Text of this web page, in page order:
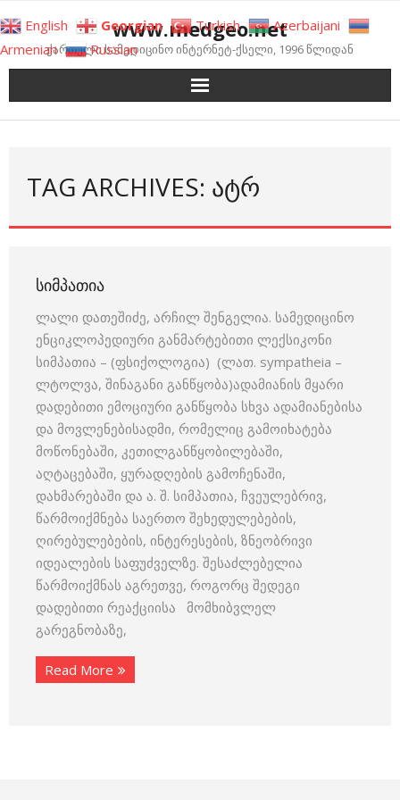
to
content
www.medgeo.net
ქართული სამედიცინო ინტერნეტ-ქსელი, 1996 წლიდან
TAG ARCHIVES: ᲐᲢᲠ
ᲡᲘᲛᲞᲐᲗᲘᲐ
ლალი დათეშიძე, არჩილ შენგელია. სამედიცინო
ენციკლოპედიური განმარტებითი ლექსიკონი
სიმპათია – (ფსიქოლოგია) (ლათ. sympatheia –
ლტოლვა, შინაგანი განწყობა)ადამიანის მყარი
დადებითი ემოციური განწყობა სხვა ადამიანებისა
და მოვლენებისადმი, რომელიც გამოიხატება
მოწონებაში, კეთილგანწყობილებაში,
აღტაცებაში, ყურადღების გამოჩენაში,
დახმარებაში და ა. შ. სიმპათია, ჩვეულებრივ,
წარმოიქმნება საერთო შეხედულებების,
ღირებულებების, ინტერესების, ზნეობრივი
იდეალების საფუძველზე. შესაძლებელია
წარმოიქმნას აგრეთვე, როგორც შედეგი
დადებითი რეაქციისა მომხიბვლელ
გარეგნობაზე,
Read More
English Georgian Turkish
Azerbaijani
Armenian
Russian